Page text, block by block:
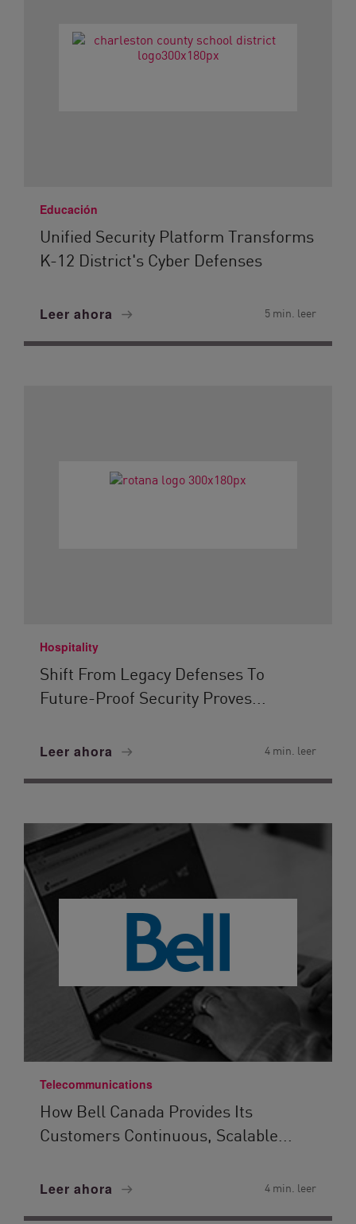
Educación
Unified Security Platform Transforms
K-12 District's Cyber Defenses
Leer ahora 5 min. leer
Hospitality
Shift From Legacy Defenses To
Future-Proof Security Proves...
Leer ahora 4 min. leer
Telecommunications
How Bell Canada Provides Its
Customers Continuous, Scalable...
Leer ahora 4 min. leer